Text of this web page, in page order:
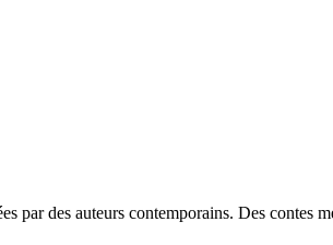
par des auteurs contemporains. Des contes